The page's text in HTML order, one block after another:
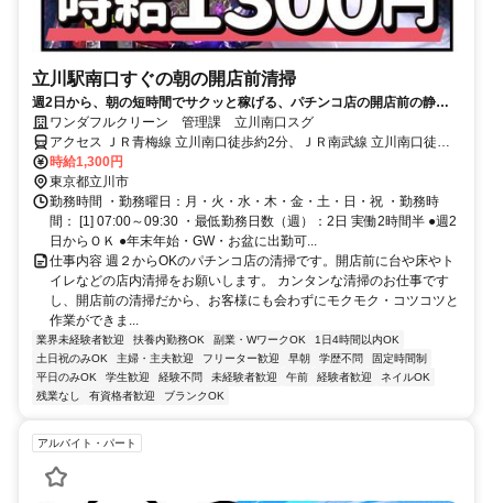
立川駅南口すぐの朝の開店前清掃
週2日から、朝の短時間でサクッと稼げる、パチンコ店の開店前の静か
な清掃。幅広い年代が副業で活躍中！
ワンダフルクリーン 管理課 立川南口スグ
アクセス ＪＲ青梅線 立川南口徒歩約2分、ＪＲ南武線 立川南口徒歩
約2分、ＪＲ中央本線 立川南口徒歩約2分
時給1,300円
東京都立川市
勤務時間 ・勤務曜日：月・火・水・木・金・土・日・祝 ・勤務時
間： [1] 07:00～09:30 ・最低勤務日数（週）：2日 実働2時間半 ●週2
日からＯＫ ●年末年始・GW・お盆に出勤可...
仕事内容 週２からOKのパチンコ店の清掃です。開店前に台や床やト
イレなどの店内清掃をお願いします。 カンタンな清掃のお仕事です
し、開店前の清掃だから、お客様にも会わずにモクモク・コツコツと
作業ができま...
業界未経験者歓迎 扶養内勤務OK 副業・WワークOK
1日4時間以内OK
土日祝のみOK
主婦・主夫歓迎 フリーター歓迎 早朝 学歴不問
固定時間制
平日のみOK
学生歓迎 経験不問 未経験者歓迎 午前 経験者歓迎
ネイルOK
残業なし
有資格者歓迎 ブランクOK
アルバイト・パート